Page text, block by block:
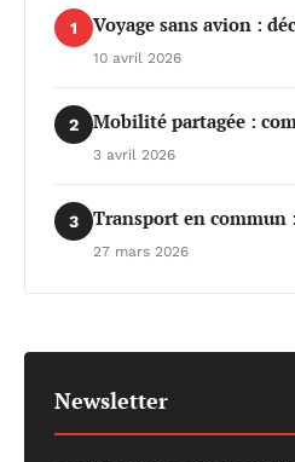
1 Voyage sans avion :
10 avril 2026
2 Mobilité partagée :
3 avril 2026
3 Transport en commun
27 mars 2026
Newsletter